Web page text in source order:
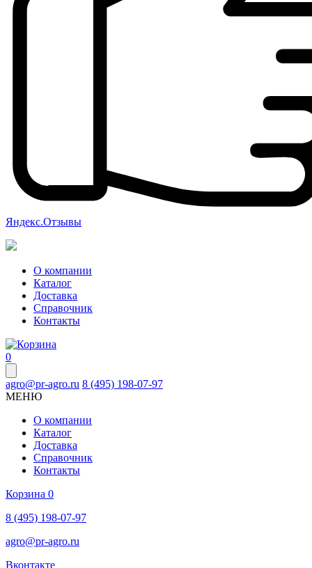
Яндекс.Отзывы
О компании
Каталог
Доставка
Справочник
Контакты
0
agro@pr-agro.ru 8 (495) 198-07-97
МЕНЮ
О компании
Каталог
Доставка
Справочник
Контакты
Корзина 0
8 (495) 198-07-97
agro@pr-agro.ru
Вконтакте